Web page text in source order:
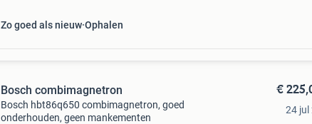
Zo goed als nieuw Ophalen
Bosch combimagnetron
Bosch hbt86q650 combimagnetron, goed
onderhouden, geen mankementen
€
24 jul